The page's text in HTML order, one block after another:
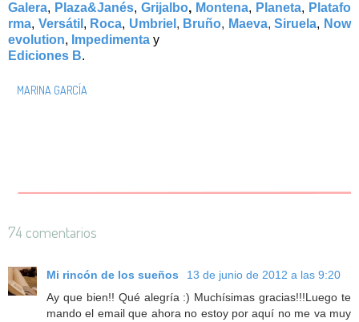
Galera, Plaza&Janés, Grijalbo, Montena, Planeta, Platafo
rma, Versátil , Roca, Umbriel , Bruño, Maeva,Siruela, Now
evolution, Impedimenta y
Ediciones B.
MARINA GARCÍA
74 comentarios
Mi rincón de los sueños
13 de junio de 2012 a las 9:20
Ay que bien!! Qué alegría :) Muchísimas gracias!!!Luego te
mando el email que ahora no estoy por aquí no me va muy